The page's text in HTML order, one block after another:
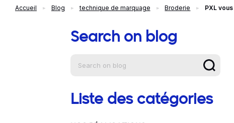
VÊTEMENTS
Sweats personnalisables
ACCESSOIRES
Casquette
Toque et Calot
Accueil Blog technique de marquage Broderie PXL
Aide à la
Search on blog
Liste des catégories